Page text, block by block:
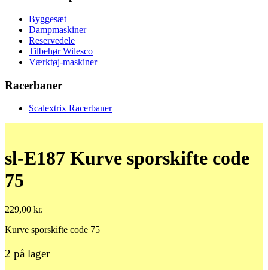
Byggesæt
Dampmaskiner
Reservedele
Tilbehør Wilesco
Værktøj-maskiner
Racerbaner
Scalextrix Racerbaner
sl-E187 Kurve sporskifte code
75
229,00 kr.
Kurve sporskifte code 75
2 på lager